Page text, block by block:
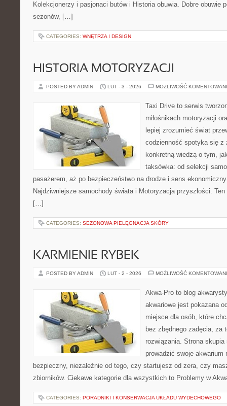
Kolekcjonerzy i pasjonaci butów i Historia obuwia. Dobre obuwie
sezonów, […]
CATEGORIES: WNĘTRZA I DESIGN
HISTORIA MOTORYZACJI
POSTED BY ADMIN LUT - 3 - 2026 MOŻLIWOŚĆ
Taxi Drive to serwis
miłośnikach motoryzacji
lepiej zrozumieć świat
codzienność spotyka się z
konkretną wiedzą o tym,
taksówka: od selekcji
pasażerem, aż po bezpieczeństwo na drodze i sens
Najdziwniejsze samochody świata i Motoryzacja przyszłości.
[…]
CATEGORIES: SEZONOWA PIELĘGNACJA SKÓRY
KARMIENIE RYBEK
POSTED BY ADMIN LUT - 2 - 2026 MOŻLIWOŚĆ
Akwa-Pro to blog
akwariowe jest pokazana
miejsce dla osób, które
bez zbędnego zadęcia, za
rozwiązania. Strona
prowadzić swoje akwarium
bezpieczny, niezależnie od tego, czy startujesz od zera, czy
zbiorników. Ciekawe kategorie dla wszystkich to Problemy w
CATEGORIES: PORADNIKI I KONSERWACJA UKŁADU WYDECHOWEGO